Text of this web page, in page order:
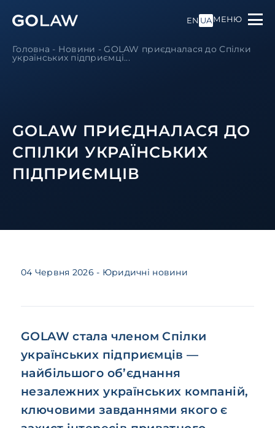
EN UAМЕНЮ
Головна - Новини -GOLAW приєдналася до Спілки
українських підприємці...
GOLAW ПРИЄДНАЛАСЯ ДО
СПІЛКИ УКРАЇНСЬКИХ
ПІДПРИЄМЦІВ
04 Червня 2026 - Юридичні новини
GOLAW стала членом Спілки
українських підприємців —
найбільшого об’єднання
незалежних українських компаній,
ключовими завданнями якого є